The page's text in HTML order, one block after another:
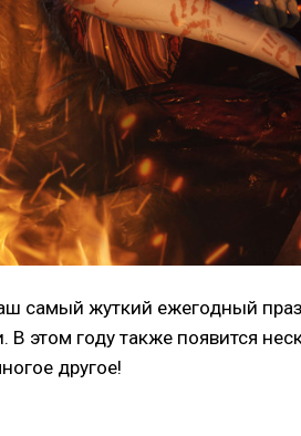
самый жуткий ежегодный
этом году также появится
другое!